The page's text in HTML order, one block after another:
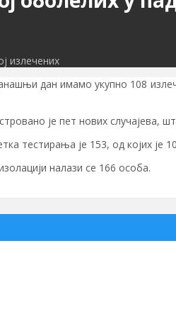
излечених
дан имамо укупно 108
је пет нових случајева,
тестирања је 153, од којих
налази се 166 особа.